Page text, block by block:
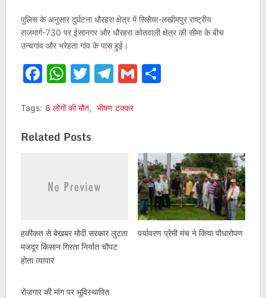
पुलिस के अनुसार दुर्घटना धौरहरा क्षेत्र में सिसैया-लखीमपुर राष्ट्रीय
राजमार्ग-730 पर ईसानगर और धौरहरा कोतवाली क्षेत्र की सीमा के बीच
उन्चगांव और भरेहता गांव के पास हुई।
Facebook
WhatsApp
Twitter
Telegram
GmailShare
Tags: 8 लोगों की मौत, भीषण टक्कर
Related Posts
हकीकत से बेखबर मोदी सरकार लुटता
मजदूर किसान गिरता निर्यात चौपट
होता व्यापार
पर्यावरण प्रेमी मंच ने किया पौधारोपण
रोजगार की मांग पर भूविस्थापित